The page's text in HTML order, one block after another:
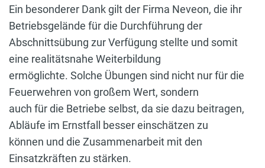
Ein besonderer Dank gilt der Firma Neveon, die ihr
Betriebsgelände für die Durchführung der
Abschnittsübung zur Verfügung stellte und somit
eine realitätsnahe Weiterbildung
ermöglichte. Solche Übungen sind nicht nur für die
Feuerwehren von großem Wert, sondern
auch für die Betriebe selbst, da sie dazu beitragen,
Abläufe im Ernstfall besser einschätzen zu
können und die Zusammenarbeit mit den
Einsatzkräften zu stärken.